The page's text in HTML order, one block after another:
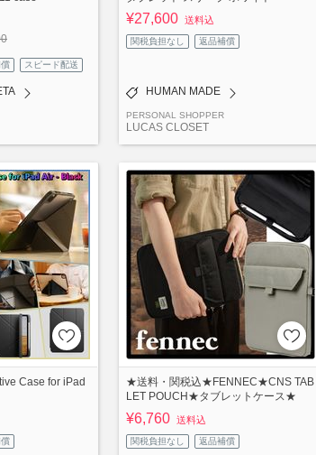
スピード配送
¥27,600 送料込
関税負担なし 返品補償
HUMAN MADE
PERSONAL SHOPPER
LUCAS CLOSET
Case for iPad
★送料・関税込★FENNEC★CNS TAB
LET POUCH★タブレットケース★
¥6,760 送料込
関税負担なし 返品補償